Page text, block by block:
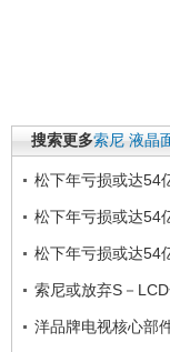
搜索更多索尼 液晶
松下年亏损或达54
松下年亏损或达54
松下年亏损或达54
索尼或放弃S－
洋品牌电视核心部